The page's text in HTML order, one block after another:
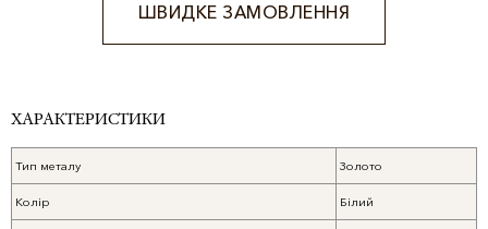
ШВИДКЕ ЗАМОВЛЕННЯ
ХАРАКТЕРИСТИКИ
Тип металу Золото
Колір Білий